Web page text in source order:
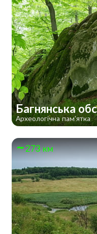
Багнянська
Археологічна пам'ятка
273 км